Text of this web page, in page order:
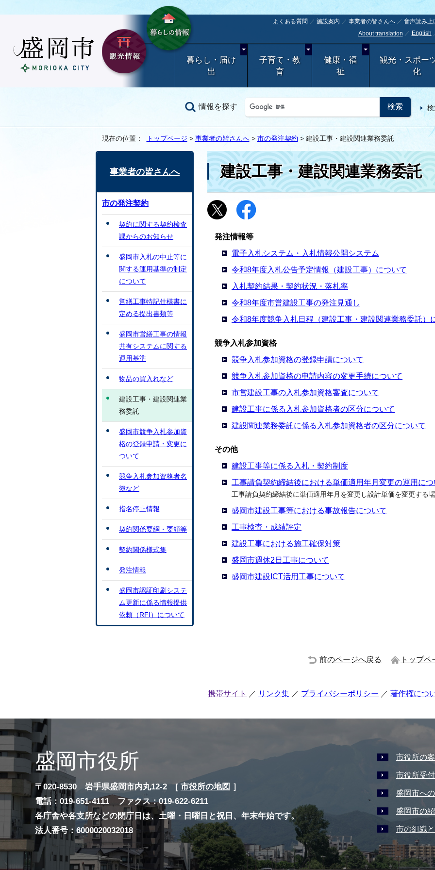
よくある質問 施設案内 事業者の皆さんへ
音声読み上
About translation
English
暮らし・届け
出
子育て・教
育
健康・福
祉
観光・スポー
化
情報を探す
現在の位置： トップページ > 事業者の皆さんへ> 市の発注契約 > 建設工事・建設関連業務委託
建設工事・建設関連業務委託
発注情報等
電子入札システム・入札情報公開システム
令和8年度入札公告予定情報（建設工事）について
入札契約結果・契約状況・落札率
令和8年度市営建設工事の発注見通し
令和8年度競争入札日程（建設工事・建設関連業務委託）
競争入札参加資格
競争入札参加資格の登録申請について
競争入札参加資格の申請内容の変更手続について
市営建設工事の入札参加資格審査について
建設工事に係る入札参加資格者の区分について
建設関連業務委託に係る入札参加資格者の区分について
その他
建設工事等に係る入札・契約制度
工事請負契約締結後における単価適用年月変更の運用に
工事請負契約締結後に単価適用年月を変更し設計単価を変更する
盛岡市建設工事等における事故報告について
工事検査・成績評定
建設工事における施工確保対策
盛岡市週休2日工事について
盛岡市建設ICT活用工事について
事業者の皆さんへ
市の発注契約
契約に関する契約検査
課からのお知らせ
盛岡市入札の中止等に
関する運用基準の制定
について
営繕工事特記仕様書に
定める提出書類等
盛岡市営繕工事の情報
共有システムに関する
運用基準
物品の買入れなど
建設工事・建設関連業
務委託
盛岡市競争入札参加資
格の登録申請・変更に
ついて
競争入札参加資格者名
簿など
指名停止情報
契約関係要綱・要領等
契約関係様式集
発注情報
盛岡市認証印刷システ
ム更新に係る情報提供
依頼（RFI）について
前のページへ戻る トップ
携帯サイト リンク集 プライバシーポリシー 著作権につ
盛岡市役所
〒020-8530 岩手県盛岡市内丸12-2 [ 市役所の地図 ］
電話：019-651-4111 ファクス：019-622-6211
各庁舎や各支所などの閉庁日は、土曜・日曜日と祝日、年末年始です。
法人番号：6000020032018
市役所の
市役所受
盛岡市へ
盛岡市の
市の組織